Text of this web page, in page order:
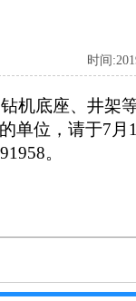
时间
底座、井架等
单位，请于7
。